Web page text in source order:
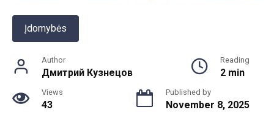
Įdomybės
Author
Дмитрий Кузнецов
Reading
2 min
Views
43
Published by
November 8, 2025